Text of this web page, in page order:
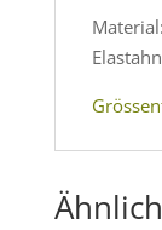
Elastahn